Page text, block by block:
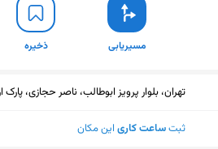
مسیریابی ذخیره
تهران، بلوار پرویز ابوطالب، ناصر حجازی،
ثبتساعت کاری این مکان